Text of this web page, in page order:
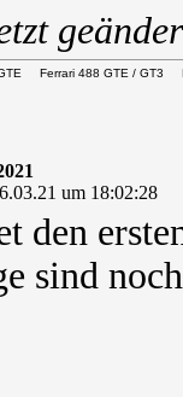
Ferrari 488 GTE /
um 18:02:28
den
sind